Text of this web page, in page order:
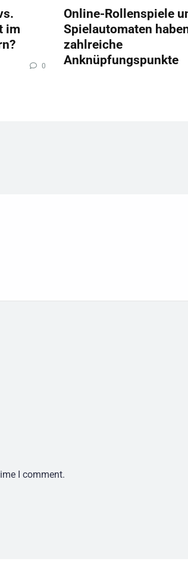
im
0
Online-Rollenspiele
Spielautomaten
zahlreiche
Anknüpfungspunkte
I comment.